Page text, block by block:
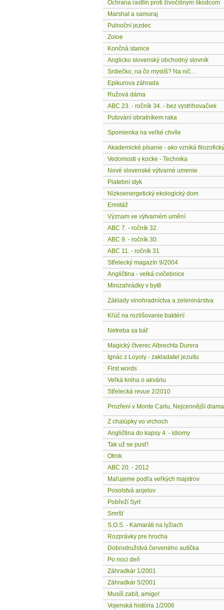
Ochrana rastlín proti živočíšnym škodcom
Marshal a samuraj
Pulnoční jezdec
Zoloe
Končná stanice
Anglicko slovenský obchodný slovník
Srdiečko, na čo myslíš? Na nič...
Epikurova záhrada
Ružová dáma
ABC 23. - ročník 34. - bez vystrihovačiek
Putování obratníkem raka
Spomienka na veľké chvíle
Akademické písanie - ako vzniká
Vedomosti v kocke - Technika
Nové slovenské výtvarné umenie
Platební styk
Nízkoenergetický ekologický dom
Ermitáž
Význam ve výtvarném umění
ABC 7. - ročník 32.
ABC 9. - ročník 30.
ABC 11. - ročník 31
Střelecký magazín 9/2004
Angličtina - velká cvičebnice
Minizahrádky v bytě
Základy vinohradníctva a zeleninárstva
Kľúč na rozlišovanie baktérií
Netreba sa báť
Magický čtverec Albrechta Durera
Ignác z Loyoly - zakladatel jezuitu
First words
Veľká kniha o akváriu
Střelecká revue 2/2010
Prozření v Monte Carlu, Nejcennější
Z chalúpky vo vrchoch
Angličtina do kapsy 4. - idiomy
Tak už se pusť!
Otrok
ABC 20. - 2012
Maľujeme podľa veľkých majstrov
Posolstvá anjelov
Pobřeží Syrt
Smršť
S.O.S. - Kamaráti na lyžiach
Rozprávky pre hrocha
Dobrodružstvá červeného autíčka
Po noci deň
Záhradkár 1/2001
Záhradkár 5/2001
Musíš zabít, amigo!
Vojenská história 1/2006